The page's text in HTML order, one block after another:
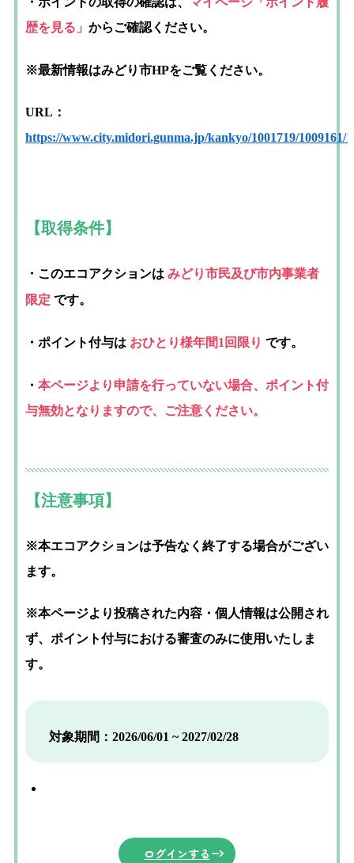
歴を見る」 からご確認ください。
※最新情報はみどり市HPをご覧ください。
URL：
https://www.city.midori.gunma.jp/kankyo/1001719/1009161/
【取得条件】
・このエコアクションは みどり市民及び市内事業者
限定 です。
・ポイント付与は おひとり様年間1回限り です。
・ 本ページより申請を行っていない場合、ポイント付
与無効となりますので、ご注意ください。
【注意事項】
※本エコアクションは予告なく終了する場合がござい
ます。
※本ページより投稿された内容・個人情報は公開され
ず、ポイント付与における審査のみに使用いたしま
す。
対象期間：2026/06/01 ~ 2027/02/28
ログインする